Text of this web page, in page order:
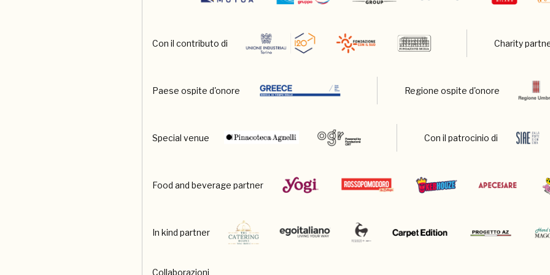
Con il contributo di Charity
Paese ospite d'onore Regione ospite d'onore
Special venue Con il patrocinio di
Food and beverage partner
In kind partner
Collaborazioni